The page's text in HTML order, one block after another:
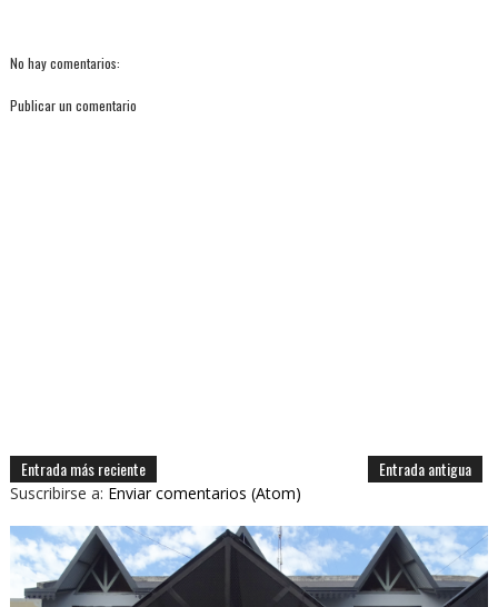
No hay comentarios:
Publicar un comentario
Entrada más reciente Entrada antigua
Suscribirse a: Enviar comentarios (Atom)